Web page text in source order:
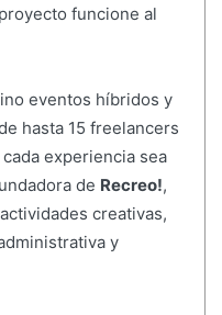
funcione al
eventos híbridos y
hasta 15 freelancers
experiencia sea
de Recreo!,
creativas,
y